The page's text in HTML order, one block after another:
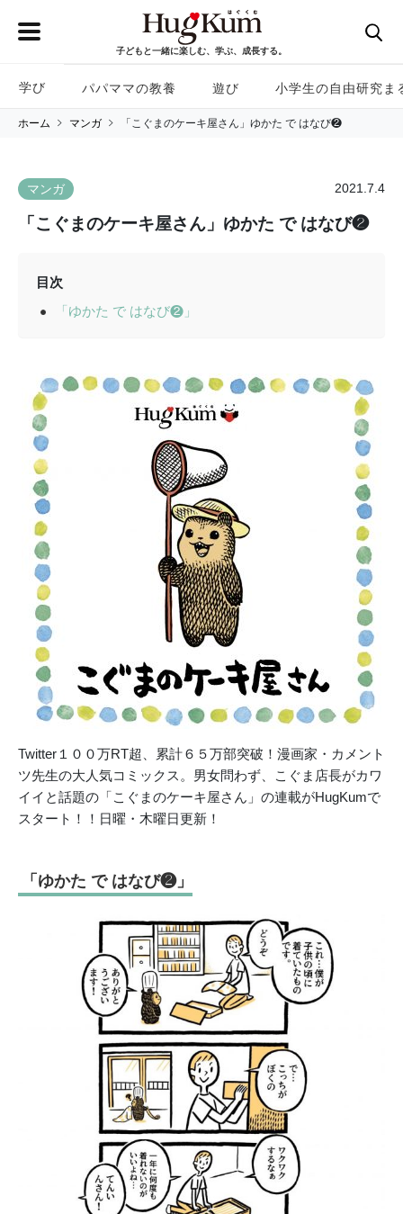
子どもと一緒に楽しむ、学ぶ、成長する。
学び パパママの教養 遊び 小学生の自由研究ま
ホーム マンガ 「こぐまのケーキ屋さん」ゆかた で はなび❷
マンガ 2021.7.4
「こぐまのケーキ屋さん」ゆかた で はなび❷
目次
「ゆかた で はなび❷」
Twitter１００万RT超、累計６５万部突破！漫画家・カメント
ツ先生の大人気コミックス。男女問わず、こぐま店長がカワ
イイと話題の「こぐまのケーキ屋さん」の連載がHugKumで
スタート！！日曜・木曜日更新！
「ゆかた で はなび❷」